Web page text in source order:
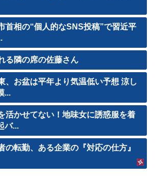
首相の“個人的なSNS投稿”で習近平
る隣の席の佐藤さん
、お盆は平年より気温低い予想 涼し
...
活かせてない！地味女に誘惑服を着
バ...
の転勤、ある企業の『対応の仕方』